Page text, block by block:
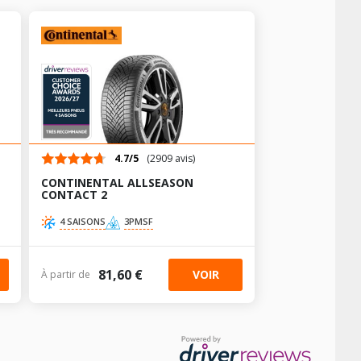
AV chargé AR chargé
-
4.7/5 (2909 avis)
CONTINENTAL ALLSEASON
CONTACT 2
4 SAISONS 3PMSF
À partir de 81,60 € VOIR